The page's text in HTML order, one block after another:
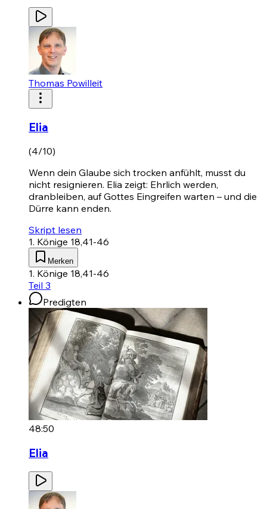
Thomas Powilleit
Elia
(4/10)
Wenn dein Glaube sich trocken anfühlt, musst du
nicht resignieren. Elia zeigt: Ehrlich werden,
dranbleiben, auf Gottes Eingreifen warten – und die
Dürre kann enden.
Skript lesen
1. Könige 18,41-46
Merken
1. Könige 18,41-46
Teil 3
Predigten
48:50
Elia